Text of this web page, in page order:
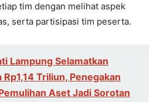
tim dengan melihat aspek
serta partisipasi tim peserta.
Lampung Selamatkan
Triliun, Penegakan
Aset Jadi Sorotan